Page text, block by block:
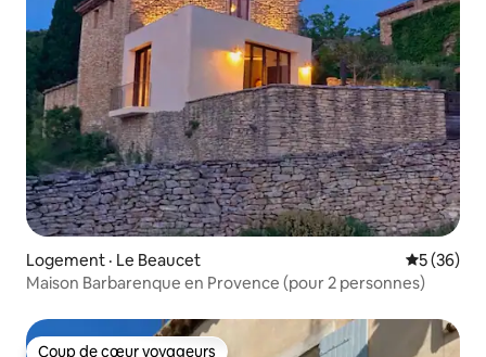
Logement · Le Beaucet Note
5 (36)
Maison Barbarenque en Provence (pour 2 personnes)
Coup de cœur voyageurs